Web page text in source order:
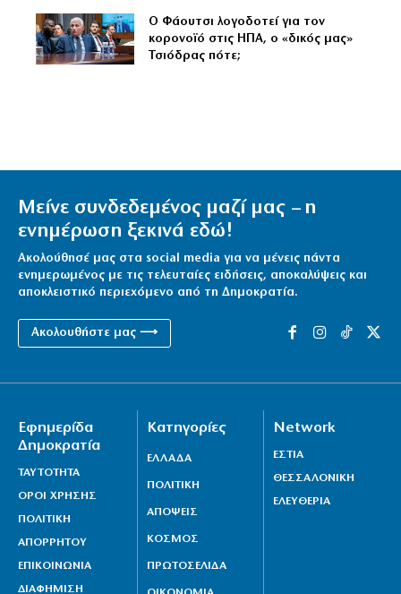
Ο Φάουτσι λογοδοτεί για τον
κορονοϊό στις ΗΠΑ, ο «δικός μας»
Τσιόδρας πότε;
Μείνε συνδεδεμένος μαζί μας – η
ενημέρωση ξεκινά εδώ!
Ακολούθησέ μας στα social media για να μένεις πάντα
ενημερωμένος με τις τελευταίες ειδήσεις, αποκαλύψεις και
αποκλειστικό περιεχόμενο από τη Δημοκρατία.
Ακολουθήστε μας ⟶
Εφημερίδα
Δημοκρατία
ΤΑΥΤΟΤΗΤΑ
ΟΡΟΙ ΧΡΗΣΗΣ
ΠΟΛΙΤΙΚΗ
ΑΠΟΡΡΗΤΟΥ
ΕΠΙΚΟΙΝΩΝΙΑ
ΔΙΑΦΗΜΙΣΗ
Κατηγορίες
ΕΛΛΑΔΑ
ΠΟΛΙΤΙΚΗ
ΑΠΟΨΕΙΣ
ΚΟΣΜΟΣ
ΠΡΩΤΟΣΕΛΙΔΑ
Network
ΕΣΤΙΑ
ΘΕΣΣΑΛΟΝΙΚΗ
ΕΛΕΥΘΕΡΙΑ